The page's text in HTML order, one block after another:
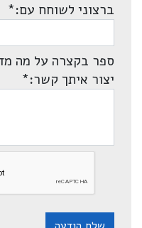
ברצוני לשוחח עם:*
ספר בקצרה על מה
יצור איתך קשר:*